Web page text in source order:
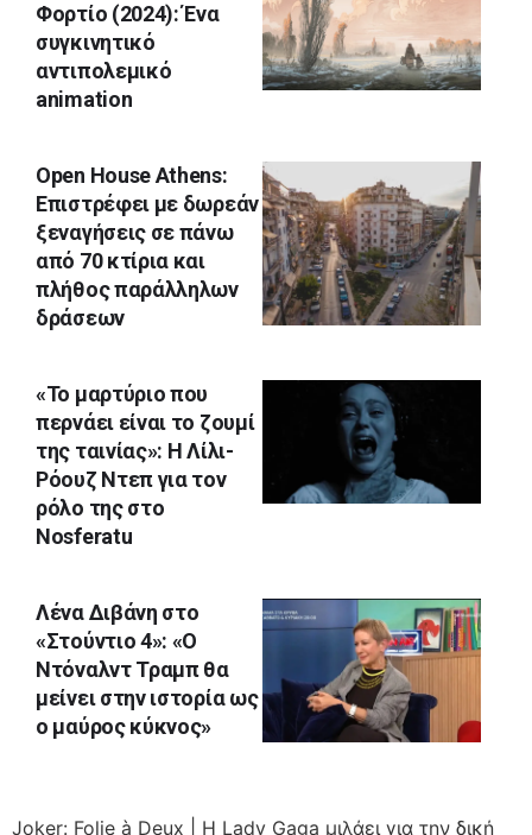
Φορτίο (2024): Ένα
συγκινητικό
αντιπολεμικό
animation
Open House Athens:
Επιστρέφει με δωρεάν
ξεναγήσεις σε πάνω
από 70 κτίρια και
πλήθος παράλληλων
δράσεων
«Το μαρτύριο που
περνάει είναι το ζουμί
της ταινίας»: Η Λίλι-
Ρόουζ Ντεπ για τον
ρόλο της στο
Nosferatu
Λένα Διβάνη στο
«Στούντιο 4»: «Ο
Ντόναλντ Τραμπ θα
μείνει στην ιστορία ως
ο μαύρος κύκνος»
Joker: Folie à Deux | Η Lady Gaga μιλάει για την δική